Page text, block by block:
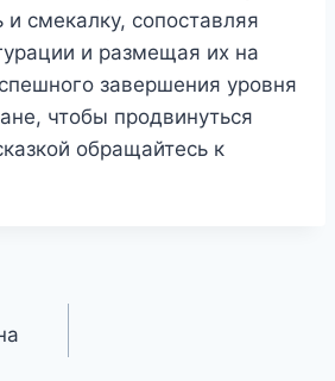
и смекалку, сопоставляя
и размещая их на
завершения уровня
чтобы продвинуться
обращайтесь к